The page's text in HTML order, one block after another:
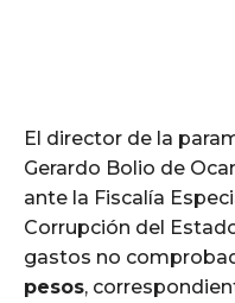
El director de la
Gerardo Bolio de
ante la Fiscalía
Corrupción del
gastos no
pesos,